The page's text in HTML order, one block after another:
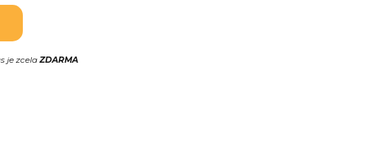
je zcelaZDARMA